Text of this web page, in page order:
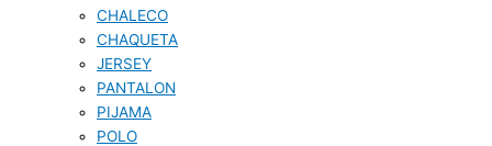
CHALECO
CHAQUETA
JERSEY
PANTALON
PIJAMA
POLO